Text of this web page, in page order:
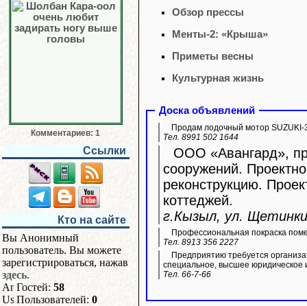
Комментариев: 1
Ссылки
Кто на сайте
Вы Анонимный
пользователь. Вы можете
зарегистрироваться, нажав
здесь.
Гостей: 58
Пользователей: 0
Обзор прессы
Менты-2: «Крыша»
Приметы весны
Культурная жизнь
Доска объявлений
Продам лодочный мотор SUZUKI-
Тел. 8991 502 1644
ООО «Авангард»,
сооружений.
реконструкцию.
коттеджей.
г.Кызыл, ул.
Профессиональная покраска
Тел. 8913 356 2227
Предприятию требуется
специальное, высшее юридическое
Тел. 66-7-66